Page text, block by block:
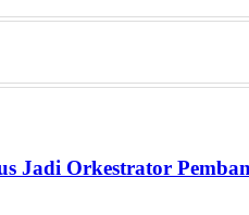
Jadi Orkestrator